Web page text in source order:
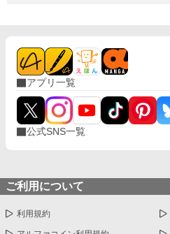
アプリ一覧
公式SNS一覧
ご利用について
利用規約